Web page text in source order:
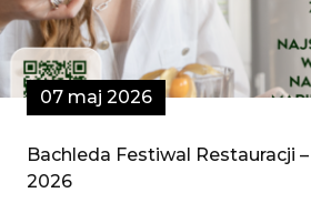
07 maj 2026
Bachleda Festiwal Restauracji
2026